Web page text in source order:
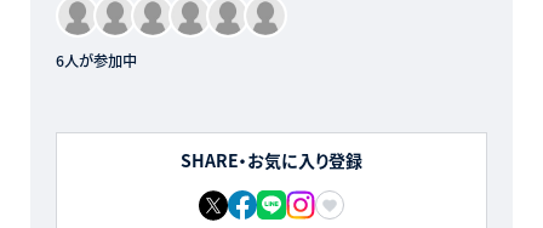
6人が参加中
SHARE・お気に入り登録